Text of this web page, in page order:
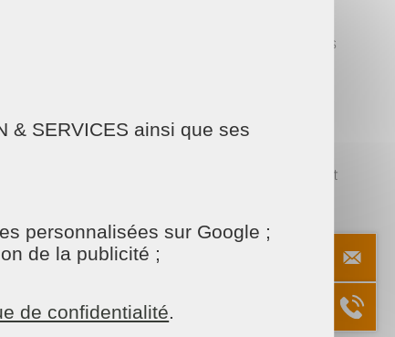
ménagers, la direction et parfois
de nettoyage ou des changements
harmonieuse au sein de l’entreprise.
de la simple gestion des tâches
à son implication, chaque maison devient
profession alliant leadership, expertise et
& SERVICES ainsi que ses
personnalisées sur Google ;
de la publicité ;
de confidentialité.